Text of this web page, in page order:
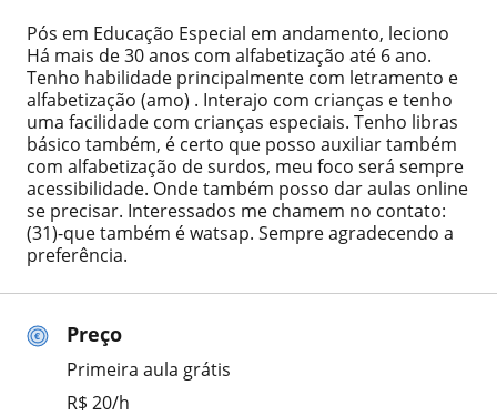
Preço
Primeira aula grátis
R$ 20/h
Pós em Educação Especial em andamento, leciono
Há mais de 30 anos com alfabetização até 6 ano.
Tenho habilidade principalmente com letramento e
alfabetização (amo) . Interajo com crianças e tenho
uma facilidade com crianças especiais. Tenho libras
básico também, é certo que posso auxiliar também
com alfabetização de surdos, meu foco será sempre
acessibilidade. Onde também posso dar aulas online
se precisar. Interessados me chamem no contato:
(31)-que também é watsap. Sempre agradecendo a
preferência.